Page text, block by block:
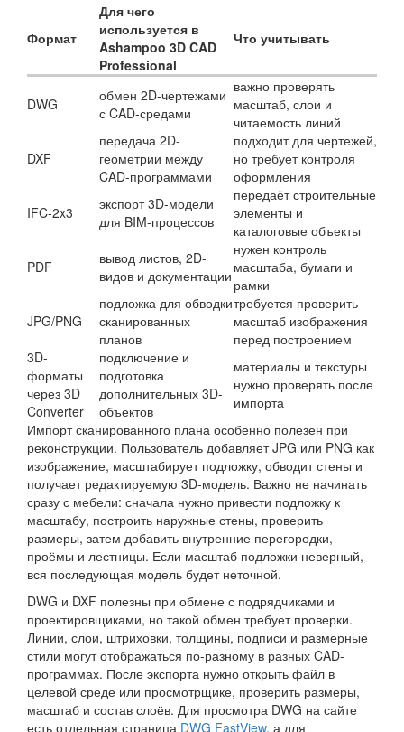
Формат
Для чего
используется в
Ashampoo 3D CAD
Professional
Что учитывать
DWG
обмен 2D-чертежами
с CAD-средами
важно проверять
масштаб, слои и
читаемость линий
DXF
передача 2D-
геометрии между
CAD-программами
подходит для чертежей,
но требует контроля
оформления
IFC-2x3
экспорт 3D-модели
для BIM-процессов
передаёт строительные
элементы и
каталоговые объекты
PDF
вывод листов, 2D-
видов и документации
нужен контроль
масштаба, бумаги и
рамки
JPG/PNG
подложка для обводки
сканированных
планов
требуется проверить
масштаб изображения
перед построением
3D-
форматы
через 3D
Converter
подключение и
подготовка
дополнительных 3D-
объектов
материалы и текстуры
нужно проверять после
импорта
Импорт сканированного плана особенно полезен при
реконструкции. Пользователь добавляет JPG или PNG как
изображение, масштабирует подложку, обводит стены и
получает редактируемую 3D-модель. Важно не начинать
сразу с мебели: сначала нужно привести подложку к
масштабу, построить наружные стены, проверить
размеры, затем добавить внутренние перегородки,
проёмы и лестницы. Если масштаб подложки неверный,
вся последующая модель будет неточной.
DWG и DXF полезны при обмене с подрядчиками и
проектировщиками, но такой обмен требует проверки.
Линии, слои, штриховки, толщины, подписи и размерные
стили могут отображаться по-разному в разных CAD-
программах. После экспорта нужно открыть файл в
целевой среде или просмотрщике, проверить размеры,
масштаб и состав слоёв. Для просмотра DWG на сайте
есть отдельная страница DWG FastView, а для